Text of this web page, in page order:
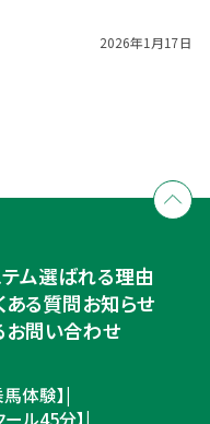
2026年1 月17日
ム選ばれる理由
ある質問お知らせ
問い合わせ
体験】|